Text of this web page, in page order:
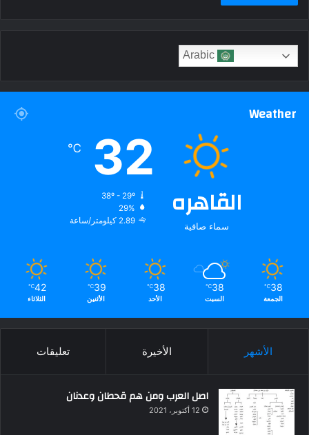
Weather
القاهره
سماء صافية
32
℃
38º - 29º
29%
2.89 كيلومتر/ساعة
38
℃
الجمعة
38
℃
السبت
38
℃
الأحد
39
℃
الأثنين
42
℃
الثلاثاء
الأشهر الأخيرة تعليقات
اصل العرب ومن هم قحطان وعدنان
12 أكتوبر، 2021